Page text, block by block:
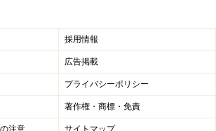
採用情報
広告掲載
プライバシーポリシー
著作権・商標・免責